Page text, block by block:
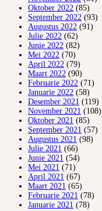
Oktober 2022 (85)
September 2022 (93)
Augustus 2022 (91)
Julie 2022 (62)
Junie 2022 (82)
Mei 2022 (70)
April 2022 (79)
Maart 2022 (90)
Februarie 2022 (71)
Januarie 2022 (58)
Desember 2021 (119)
November 2021 (108)
Oktober 2021 (85)
September 2021 (57)
Augustus 2021 (98)
Julie 2021 (66)
Junie 2021 (54)
Mei 2021 (71)
April 2021 (67)
Maart 2021 (65)
Februarie 2021 (78)
Januarie 2021 (78)